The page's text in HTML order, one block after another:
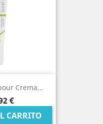
Crema...
€
CARRITO